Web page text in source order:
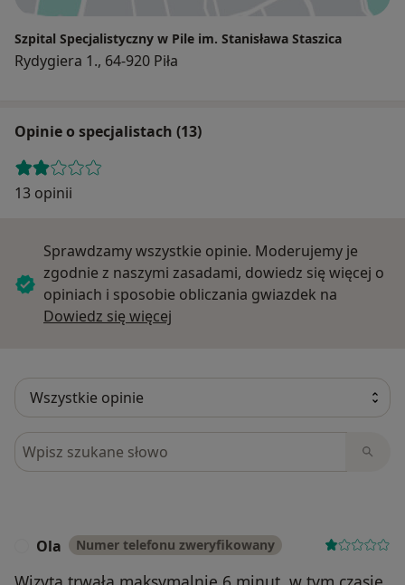
Szpital Specjalistyczny w Pile im. Stanisława Staszica
Rydygiera 1., 64-920 Piła
Opinie o specjalistach (13)
13 opinii
Sprawdzamy wszystkie opinie. Moderujemy je
zgodnie z naszymi zasadami, dowiedz się więcej o
opiniach i sposobie obliczania gwiazdek na
Dowiedz się więcej
Szukaj w opiniach
Ola Numer telefonu zweryfikowany